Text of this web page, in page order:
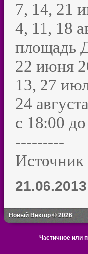
7, 14, 21
4, 11, 18
площадь
22 июня
13, 27
24
с 18:00
---------
Источник
21.06.2013
Новый Вектор © 2026
Частичное или